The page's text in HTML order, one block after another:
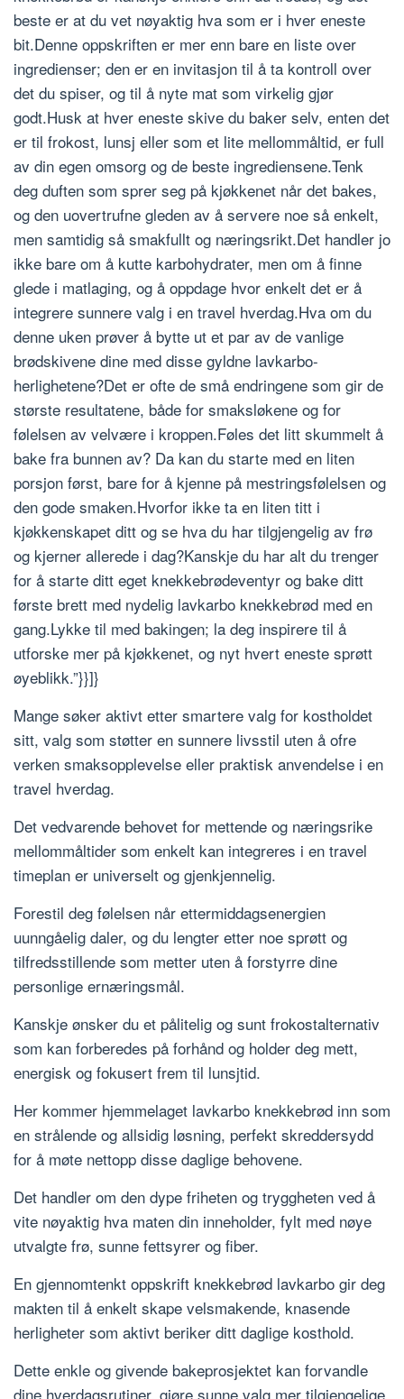
beste er at du vet nøyaktig hva som er i hver eneste
bit.Denne oppskriften er mer enn bare en liste over
ingredienser; den er en invitasjon til å ta kontroll over
det du spiser, og til å nyte mat som virkelig gjør
godt.Husk at hver eneste skive du baker selv, enten det
er til frokost, lunsj eller som et lite mellommåltid, er full
av din egen omsorg og de beste ingrediensene.Tenk
deg duften som sprer seg på kjøkkenet når det bakes,
og den uovertrufne gleden av å servere noe så enkelt,
men samtidig så smakfullt og næringsrikt.Det handler jo
ikke bare om å kutte karbohydrater, men om å finne
glede i matlaging, og å oppdage hvor enkelt det er å
integrere sunnere valg i en travel hverdag.Hva om du
denne uken prøver å bytte ut et par av de vanlige
brødskivene dine med disse gyldne lavkarbo-
herlighetene?Det er ofte de små endringene som gir de
største resultatene, både for smaksløkene og for
følelsen av velvære i kroppen.Føles det litt skummelt å
bake fra bunnen av? Da kan du starte med en liten
porsjon først, bare for å kjenne på mestringsfølelsen og
den gode smaken.Hvorfor ikke ta en liten titt i
kjøkkenskapet ditt og se hva du har tilgjengelig av frø
og kjerner allerede i dag?Kanskje du har alt du trenger
for å starte ditt eget knekkebrødeventyr og bake ditt
første brett med nydelig lavkarbo knekkebrød med en
gang.Lykke til med bakingen; la deg inspirere til å
utforske mer på kjøkkenet, og nyt hvert eneste sprøtt
øyeblikk.”}}]}
Mange søker aktivt etter smartere valg for kostholdet
sitt, valg som støtter en sunnere livsstil uten å ofre
verken smaksopplevelse eller praktisk anvendelse i en
travel hverdag.
Det vedvarende behovet for mettende og næringsrike
mellommåltider som enkelt kan integreres i en travel
timeplan er universelt og gjenkjennelig.
Forestil deg følelsen når ettermiddagsenergien
uunngåelig daler, og du lengter etter noe sprøtt og
tilfredsstillende som metter uten å forstyrre dine
personlige ernæringsmål.
Kanskje ønsker du et pålitelig og sunt frokostalternativ
som kan forberedes på forhånd og holder deg mett,
energisk og fokusert frem til lunsjtid.
Her kommer hjemmelaget lavkarbo knekkebrød inn som
en strålende og allsidig løsning, perfekt skreddersydd
for å møte nettopp disse daglige behovene.
Det handler om den dype friheten og tryggheten ved å
vite nøyaktig hva maten din inneholder, fylt med nøye
utvalgte frø, sunne fettsyrer og fiber.
En gjennomtenkt oppskrift knekkebrød lavkarbo gir deg
makten til å enkelt skape velsmakende, knasende
herligheter som aktivt beriker ditt daglige kosthold.
Dette enkle og givende bakeprosjektet kan forvandle
dine hverdagsrutiner, gjøre sunne valg mer tilgjengelige